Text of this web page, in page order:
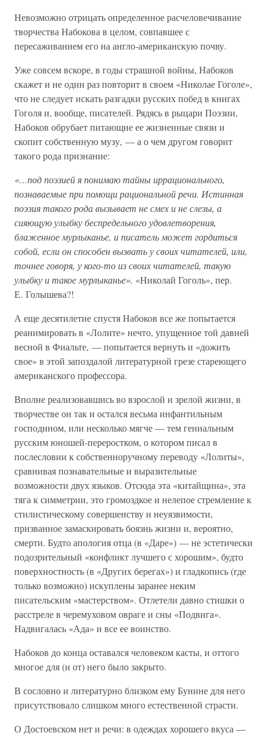
Невозможно отрицать определенное расчеловечивание
творчества Набокова в целом, совпавшее с
пересаживанием его на англо-американскую почву.
Уже совсем вскоре, в годы страшной войны, Набоков
скажет и не один раз повторит в своем «Николае Гоголе»,
что не следует искать разгадки русских побед в книгах
Гоголя и, вообще, писателей. Рядясь в рыцари Поэзии,
Набоков обрубает питающие ее жизненные связи и
скопит собственную музу, — а о чем другом говорит
такого рода признание:
«…под поэзией я понимаю тайны иррационального,
познаваемые при помощи рациональной речи. Истинная
поэзия такого рода вызывает не смех и не слезы, а
сияющую улыбку беспредельного удовлетворения,
блаженное мурлыканье, и писатель может гордиться
собой, если он способен вызвать у своих читателей, или,
точнее говоря, у кого-то из своих читателей, такую
улыбку и такое мурлыканье». «Николай Гоголь», пер.
Е. Голышева?!
А еще десятилетие спустя Набоков все же попытается
реанимировать в «Лолите» нечто, упущенное той давней
весной в Фиальте, — попытается вернуть и «дожить
свое» в этой запоздалой литературной грезе стареющего
американского профессора.
Вполне реализовавшись во взрослой и зрелой жизни, в
творчестве он так и остался весьма инфантильным
господином, или несколько мягче — тем гениальным
русским юношей-переростком, о котором писал в
послесловии к собственноручному переводу «Лолиты»,
сравнивая познавательные и выразительные
возможности двух языков. Отсюда эта «китайщина», эта
тяга к симметрии, это громоздкое и нелепое стремление к
стилистическому совершенству и неуязвимости,
призванное замаскировать боязнь жизни и, вероятно,
смерти. Будто апология отца (в «Даре») — не эстетически
подозрительный «конфликт лучшего с хорошим», будто
поверхностность (в «Других берегах») и гладкопись (где
только возможно) искуплены заранее неким
писательским «мастерством». Отлетели давно стишки о
расстреле в черемуховом овраге и сны «Подвига».
Надвигалась «Ада» и все ее воинство.
Набоков до конца оставался человеком касты, и оттого
многое для (и от) него было закрыто.
В сословно и литературно близком ему Бунине для него
присутствовало слишком много естественной страсти.
О Достоевском нет и речи: в одеждах хорошего вкуса —